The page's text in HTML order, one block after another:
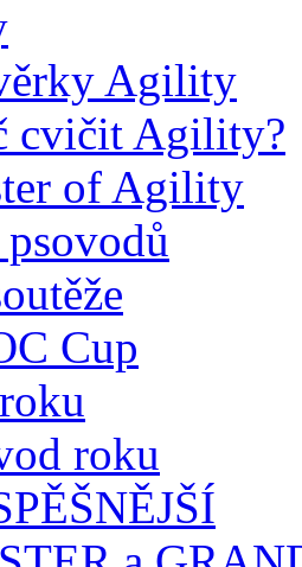
Agility
cvičit Agility?
of Agility
Cup
roku